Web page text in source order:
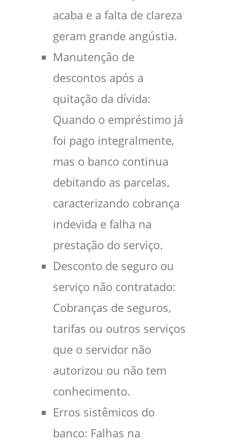
acaba e a falta de clareza
geram grande angústia.
Manutenção de
descontos após a
quitação da dívida:
Quando o empréstimo já
foi pago integralmente,
mas o banco continua
debitando as parcelas,
caracterizando cobrança
indevida e falha na
prestação do serviço.
Desconto de seguro ou
serviço não contratado:
Cobranças de seguros,
tarifas ou outros serviços
que o servidor não
autorizou ou não tem
conhecimento.
Erros sistêmicos do
banco: Falhas na